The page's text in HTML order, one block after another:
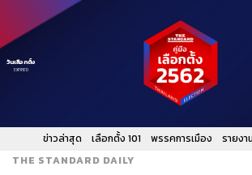
วันเลือกตั้ง
EXPIRED
ข่าวล่าสุด เลือกตั้ง 101 พรรคการเมือง รายงา
THE STANDARD DAILY